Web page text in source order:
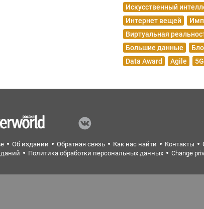
Искусственный
Интернет вещей
Виртуальная
Большие данные
Data Award
Agile 5G
Об издании Обратная связь Как нас найти Контакты
Политика обработки персональных данных Change